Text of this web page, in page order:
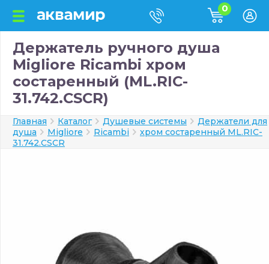
0
Держатель ручного душа
Migliore Ricambi хром
состаренный (ML.RIC-
31.742.CSCR)
Главная Каталог Душевые системы
Держатели для
душа
Migliore Ricambi
хром состаренный ML.RIC-
31.742.CSCR